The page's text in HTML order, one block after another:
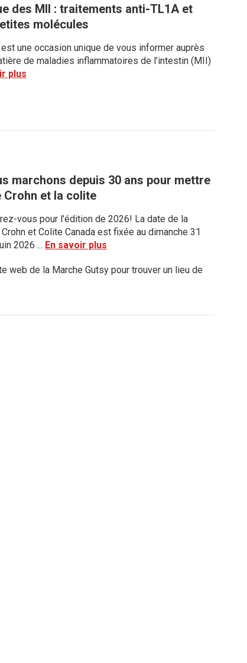
des MII : traitements anti-TL1A et
molécules
une occasion unique de vous informer auprès
de maladies inflammatoires de l’intestin (MII)
plus
marchons depuis 30 ans pour mettre
Crohn et la colite
vous pour l'édition de 2026! La date de la
et Colite Canada est fixée au dimanche 31
2026 ... En savoir plus
web de la Marche Gutsy pour trouver un lieu de